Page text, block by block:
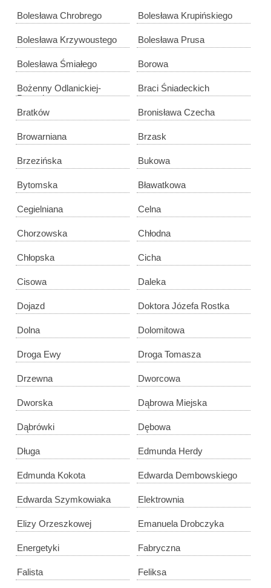
Bolesława Chrobrego Bolesława Krupińskiego
Bolesława Krzywoustego Bolesława Prusa
Bolesława Śmiałego Borowa
Bożenny Odlanickiej-
Poczobutt
Braci Śniadeckich
Bratków Bronisława Czecha
Browarniana Brzask
Brzezińska Bukowa
Bytomska Bławatkowa
Cegielniana Celna
Chorzowska Chłodna
Chłopska Cicha
Cisowa Daleka
Dojazd Doktora Józefa Rostka
Dolna Dolomitowa
Droga Ewy Droga Tomasza
Drzewna Dworcowa
Dworska Dąbrowa Miejska
Dąbrówki Dębowa
Długa Edmunda Herdy
Edmunda Kokota Edwarda Dembowskiego
Edwarda Szymkowiaka Elektrownia
Elizy Orzeszkowej Emanuela Drobczyka
Energetyki Fabryczna
Falista Feliksa